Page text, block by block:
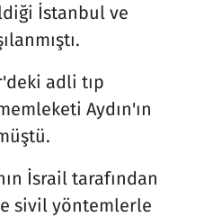
İstanbul ve
adli tıp
Aydın'ın
İsrail tarafından
sivil yöntemlerle